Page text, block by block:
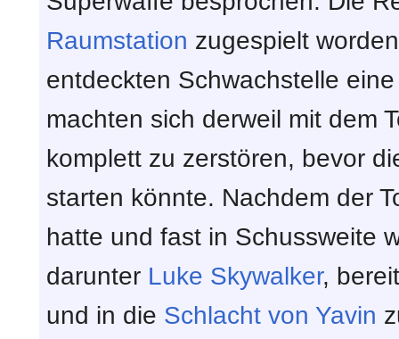
Raumstation zugespielt
entdeckten Schwachstelle
machten sich derweil mit dem
komplett zu zerstören, bevor
starten könnte. Nachdem der
hatte und fast in Schussweite
darunter Luke Skywalker,
und in die Schlacht von Yavin